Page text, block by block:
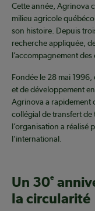
Cette année, Agrinova
milieu agricole
son histoire. Depuis
recherche appliquée,
l’accompagnement
Fondée le 28 mai
et de développement
Agrinova a rapidement
collégial de transfert de
l’organisation a réalisé
l’international.
Un 30e
la circularité